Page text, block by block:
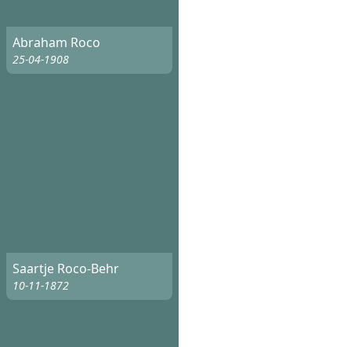
Abraham Roco
25-04-1908
Saartje Roco-Behr
10-11-1872